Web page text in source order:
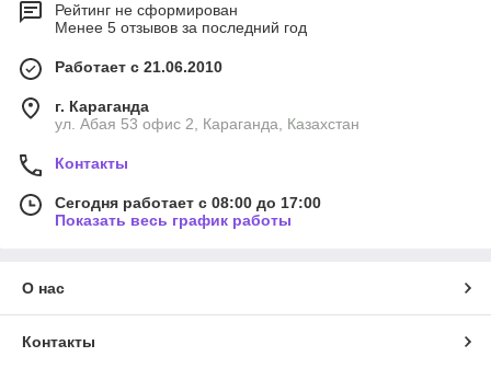
Рейтинг не сформирован
Менее 5 отзывов за последний год
Работает с 21.06.2010
г. Караганда
ул. Абая 53 офис 2, Караганда, Казахстан
Контакты
Сегодня работает с 08:00 до 17:00
Показать весь график работы
О нас
Контакты